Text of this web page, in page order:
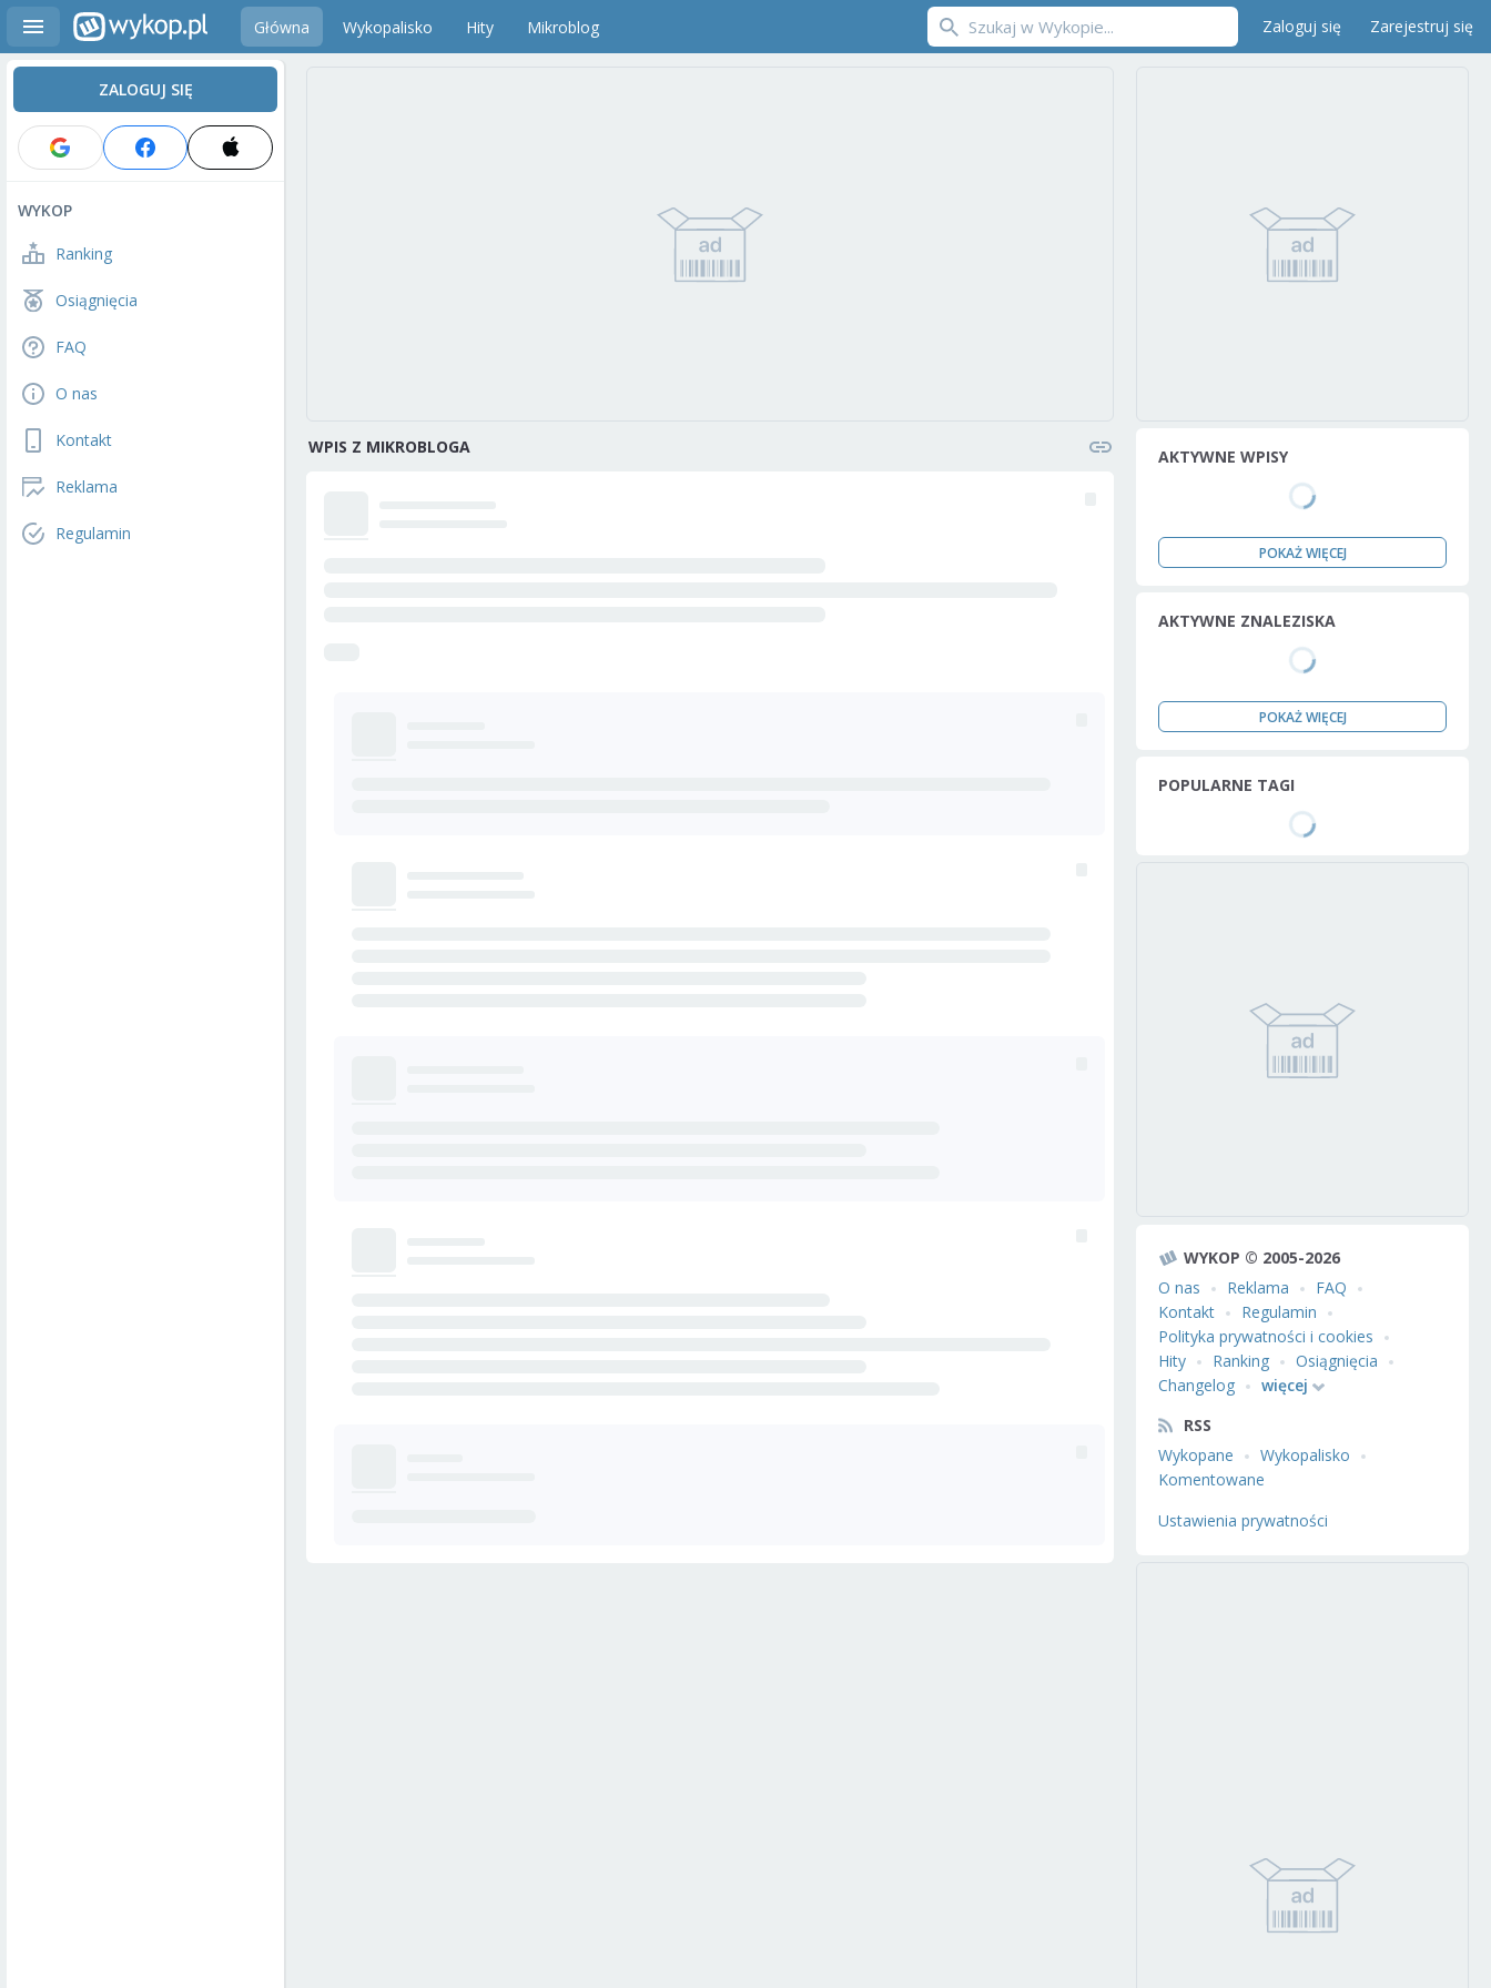
Główna Wykopalisko Hity Mikroblog Zaloguj się Zarejestruj się
ZALOGUJ SIĘ
WYKOP
Ranking
Osiągnięcia
FAQ
O nas
Kontakt
Reklama
Regulamin
WPIS Z MIKROBLOGA AKTYWNE WPISY
POKAŻ WIĘCEJ
AKTYWNE ZNALEZISKA
POKAŻ WIĘCEJ
POPULARNE TAGI
WYKOP © 2005-2026
O nas
Reklama
FAQ
Kontakt
Regulamin
Polityka prywatności i cookies
Hity
Ranking
Osiągnięcia
Changelog
więcej
RSS
Wykopane
Wykopalisko
Komentowane
Ustawienia prywatności